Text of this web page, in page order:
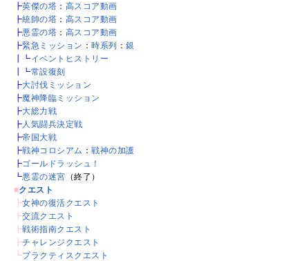
┣英傑の塔 ： 高スコア動画
┣統帥の塔 ： 高スコア動画
┣悪霊の塔 ： 高スコア動画
┣緊急ミッション ：時系列 ：銀
┃┗イベントヒストリー
┃┗常設復刻
┣大討伐ミッション
┣魔神降臨ミッション
┣大総力戦
┣ 人気闘兵決定戦
┣帝国大戦
┣戦神コロシアム ：戦神の加護
┣ゴールドラッシュ！
┗悪霊の迷宮 （終了）
■クエスト
┣女神の復活クエスト
┣交流クエスト
┣戦術指南クエスト
┣チャレンジクエスト
┗プラクティスクエスト